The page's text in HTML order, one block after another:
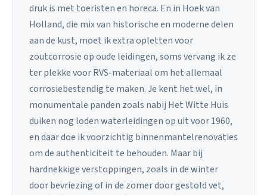
druk is met toeristen en horeca. En in Hoek van
Holland, die mix van historische en moderne delen
aan de kust, moet ik extra opletten voor
zoutcorrosie op oude leidingen, soms vervang ik ze
ter plekke voor RVS-materiaal om het allemaal
corrosiebestendig te maken. Je kent het wel, in
monumentale panden zoals nabij Het Witte Huis
duiken nog loden waterleidingen op uit voor 1960,
en daar doe ik voorzichtig binnenmantelrenovaties
om de authenticiteit te behouden. Maar bij
hardnekkige verstoppingen, zoals in de winter
door bevriezing of in de zomer door gestold vet,